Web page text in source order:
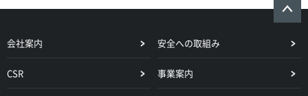
会社案内 安全への取組み
CSR 事業案内